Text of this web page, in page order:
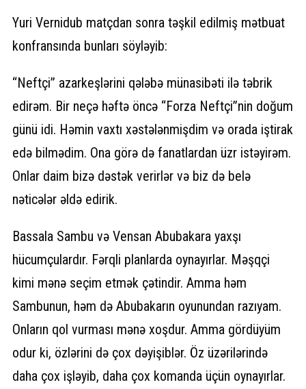
Yuri Vernidub matçdan sonra təşkil edilmiş mətbuat
konfransında bunları söyləyib:
“Neftçi” azarkeşlərini qələbə münasibəti ilə təbrik
edirəm. Bir neçə həftə öncə “Forza Neftçi”nin doğum
günü idi. Həmin vaxtı xəstələnmişdim və orada iştirak
edə bilmədim. Ona görə də fanatlardan üzr istəyirəm.
Onlar daim bizə dəstək verirlər və biz də belə
nəticələr əldə edirik.
Bassala Sambu və Vensan Abubakara yaxşı
hücumçulardır. Fərqli planlarda oynayırlar. Məşqçi
kimi mənə seçim etmək çətindir. Amma həm
Sambunun, həm də Abubakarın oyunundan razıyam.
Onların qol vurması mənə xoşdur. Amma gördüyüm
odur ki, özlərini də çox dəyişiblər. Öz üzərilərində
daha çox işləyib, daha çox komanda üçün oynayırlar.